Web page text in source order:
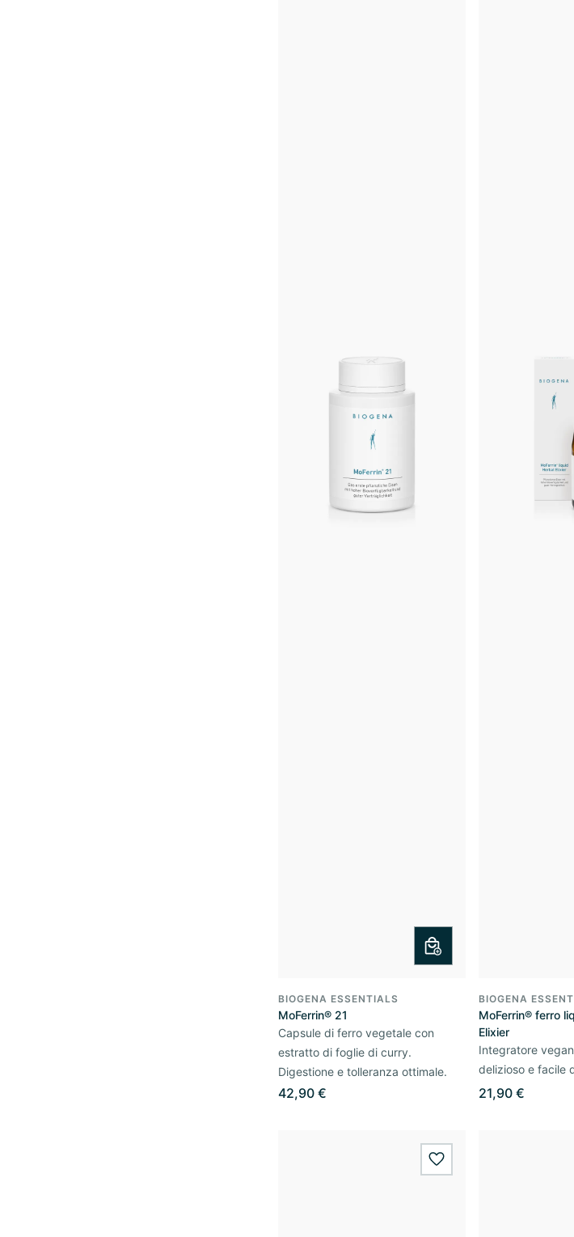
BIOGENA ESSENTIALS
MoFerrin® 21
Capsule di ferro vegetale con
estratto di foglie di curry.
Digestione e tolleranza ottimale.
42,90 €
BIOGENA
MoFerrin® ferro
Elixier
Integratore
delizioso e facile
21,90 €
wishlist.add